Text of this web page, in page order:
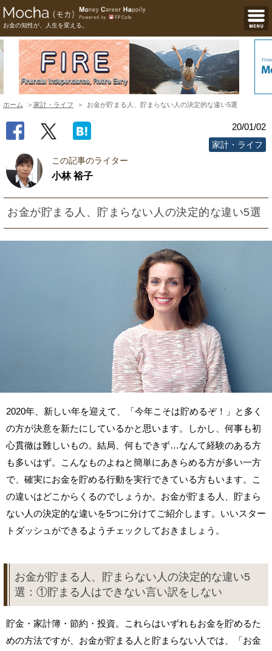
お金の知性が、人生を変える。
ホーム 家計・ライフ お金が貯まる人、貯まらない人の決定的な違い5選
20/01/02
家計・ライフ
この記事のライター
小林 裕子
お金が貯まる人、貯まらない人の決定的な違い5選
2020年、新しい年を迎えて、「今年こそは貯めるぞ！」と多く
の方が決意を新たにしているかと思います。しかし、何事も初
心貫徹は難しいもの。結局、何もできず…なんて経験のある方
も多いはず。こんなものよねと簡単にあきらめる方が多い一方
で、確実にお金を貯める行動を実行できている方もいます。こ
の違いはどこからくるのでしょうか。お金が貯まる人、貯まら
ない人の決定的な違いを5つに分けてご紹介します。いいスター
トダッシュができるようチェックしておきましょう。
お金が貯まる人、貯まらない人の決定的な違い5
選：①貯まる人はできない言い訳をしない
貯金・家計簿・節約・投資。これらはいずれもお金を貯めるた
めの方法ですが、お金が貯まる人と貯まらない人では、「お金